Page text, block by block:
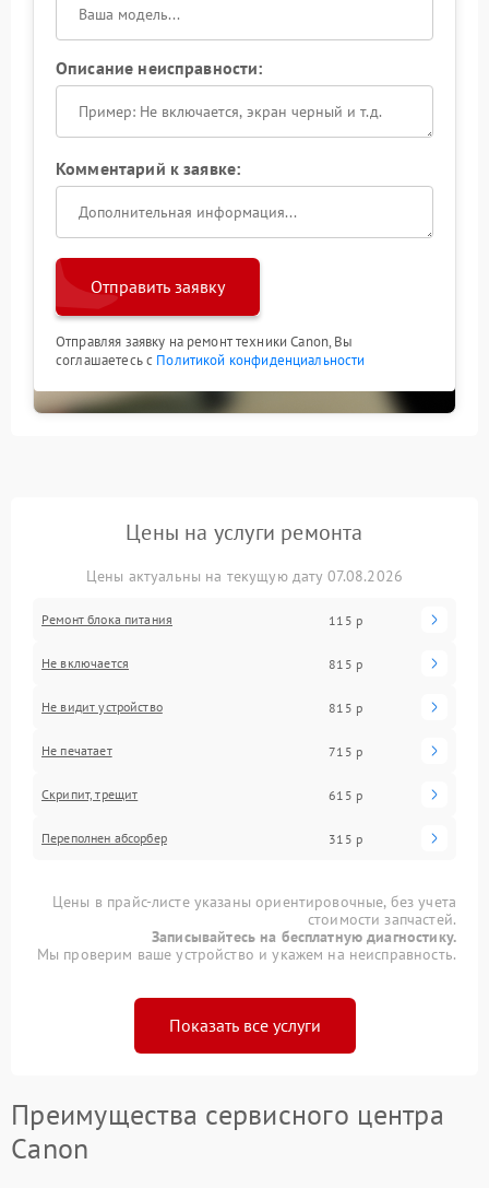
Описание неисправности:
Комментарий к заявке:
Отправить заявку
Отправляя заявку на ремонт техники Canon, Вы
соглашаетесь с Политикой конфиденциальности
Цены на услуги ремонта
Цены актуальны на текущую дату 07.08.2026
Ремонт блока питания 115 р
Не включается 815 р
Не видит устройство 815 р
Не печатает 715 р
Скрипит, трещит 615 р
Переполнен абсорбер 315 р
Цены в прайс-листе указаны ориентировочные, без учета
стоимости запчастей.
Записывайтесь на бесплатную диагностику.
Мы проверим ваше устройство и укажем на неисправность.
Показать все услуги
Преимущества сервисного центра
Canon